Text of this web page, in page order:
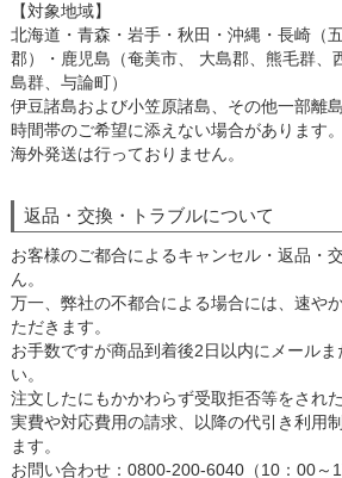
【対象地域】
北海道・青森・岩手・秋田・沖縄・長崎（
郡）・鹿児島（奄美市、 大島郡、熊毛群、
島群、与論町）
伊豆諸島および小笠原諸島、その他一部離
時間帯のご希望に添えない場合があります。
海外発送は行っておりません。
返品・交換・トラブルについて
お客様のご都合によるキャンセル・返品・
ん。
万一、弊社の不都合による場合には、速や
ただきます。
お手数ですが商品到着後2日以内にメール
い。
注文したにもかかわらず受取拒否等をされ
実費や対応費用の請求、以降の代引き利用
ます。
お問い合わせ：0800-200-6040（10：00～